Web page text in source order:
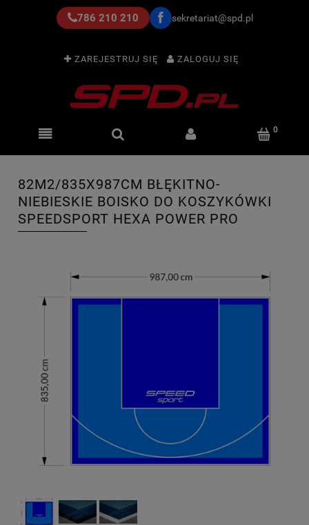
786 210 210 sekretariat@spd.pl
ZAREJESTRUJ SIĘ ZALOGUJ SIĘ
82M2/835X987CM BŁĘKITNO-
NIEBIESKIE BOISKO DO KOSZYKÓWKI
SPEEDSPORT HEXA POWER PRO